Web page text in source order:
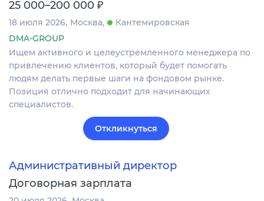
25 000–200 000 ₽
18 июля 2026 Москва
Кантемировская
DMA-GROUP
Ищем активного и целеустремленного менеджера по
привлечению клиентов, который будет помогать
людям делать первые шаги на фондовом рынке.
Позиция отлично подходит для начинающих
специалистов.
Откликнуться
Административный директор
Договорная зарплата